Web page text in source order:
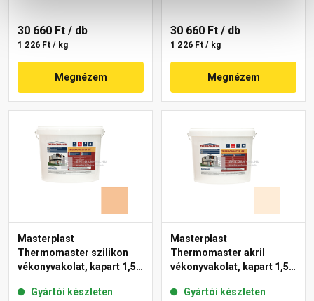
30 660 Ft / db
1 226 Ft / kg
Megnézem
30 660 Ft / db
1 226 Ft / kg
Megnézem
Masterplast
Thermomaster szilikon
vékonyvakolat, kapart 1,5
Gyártói készleten
Masterplast
Thermomaster akril
vékonyvakolat, kapart 1,5
Gyártói készleten